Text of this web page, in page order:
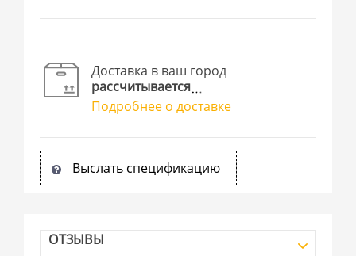
Доставка в ваш город
рассчитывается
Подробнее о доставке
Выслать спецификацию
ОТЗЫВЫ